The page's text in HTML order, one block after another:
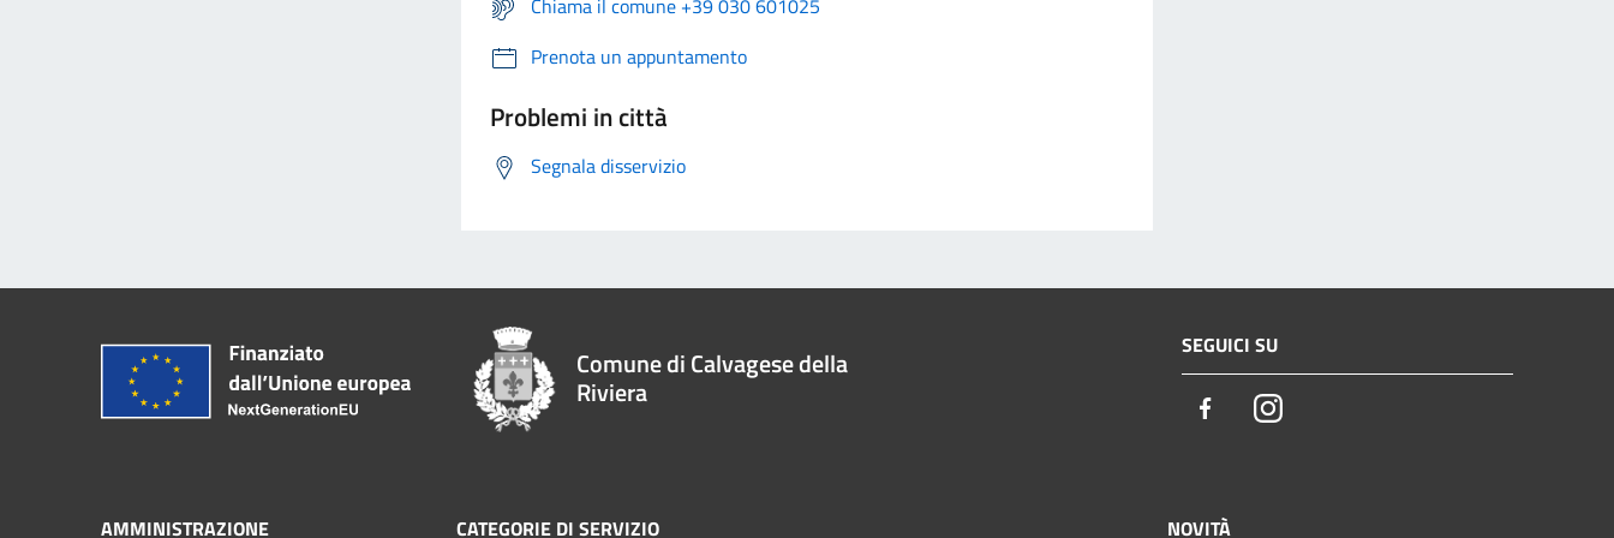
Prenota un appuntamento
Problemi in città
Segnala disservizio
Comune di Calvagese della
Riviera
SEGUICI SU
FacebookInstagram
AMMINISTRAZIONE CATEGORIE DI SERVIZIO NOVITÀ